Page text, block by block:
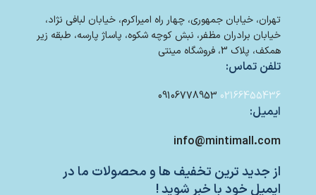
تهران، خیابان جمهوری، چهار راه امیراکرم، خیابان لبافی نژاد،
خیابان برادران مظفر، نبش کوچه شکوه، پاساژ پارسه، طبقه زیر
همکف، پلاک 3، فروشگاه مینتی
تلفن تماس:
02166455436
09106778953
ایمیل:
info@mintimall.com
از جدید ترین تخفیف ها و محصولات ما در
ایمیل خود با خبر شوید !